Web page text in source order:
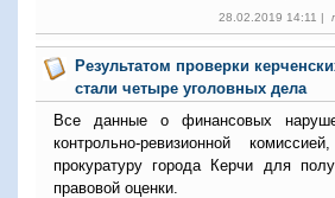
28.02.2019 14:11 |
Результатом проверки
стали четыре уголовных дела
Все данные о финансовых
контрольно-ревизионной
прокуратуру города Керчи для
правовой оценки.